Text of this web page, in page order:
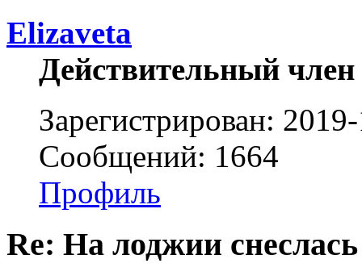
Elizaveta
Действительный член
Зарегистрирован:
Сообщений: 1664
Профиль
Re: На лоджии